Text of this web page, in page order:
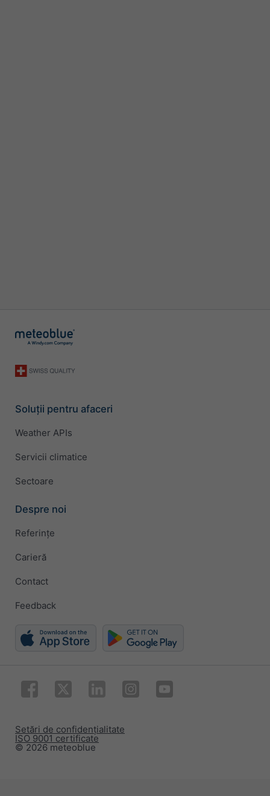
Soluții pentru afaceri
Weather APIs
Servicii climatice
Sectoare
Despre noi
Referințe
Carieră
Contact
Feedback
© 2026 meteoblue
ISO 9001 certificate
Setări de confidențialitate